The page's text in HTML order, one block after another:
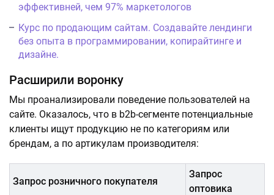
эффективней, чем 97% маркетологов
Курс по продающим сайтам. Создавайте лендинги
без опыта в программировании, копирайтинге и
дизайне.
Расширили воронку
Мы проанализировали поведение пользователей на
сайте. Оказалось, что в b2b-сегменте потенциальные
клиенты ищут продукцию не по категориям или
брендам, а по артикулам производителя:
Запрос розничного покупателя
Запрос
оптовика